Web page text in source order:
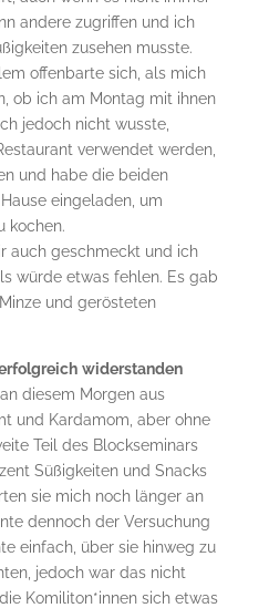
andere zugriffen und ich
zusehen musste.
offenbarte sich, als mich
ob ich am Montag mit ihnen
jedoch nicht wusste,
verwendet werden,
und habe die beiden
eingeladen, um
kochen.
auch geschmeckt und ich
würde etwas fehlen. Es gab
und gerösteten
widerstanden
diesem Morgen aus
und Kardamom, aber ohne
Teil des Blockseminars
Süßigkeiten und Snacks
sie mich noch länger an
dennoch der Versuchung
einfach, über sie hinweg zu
jedoch war das nicht
Komiliton*innen sich etwas